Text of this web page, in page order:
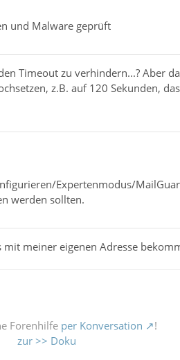
und Malware geprüft
Timeout zu verhindern...? Aber
z.B. auf 120 Sekunden,
Expertenmodus/
werden sollten.
meiner eigenen Adresse
Forenhilfe per Konversation
!
zur >> Doku